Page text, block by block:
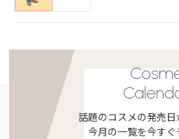
話題のコスメの発売日
今月の一覧を今すぐ